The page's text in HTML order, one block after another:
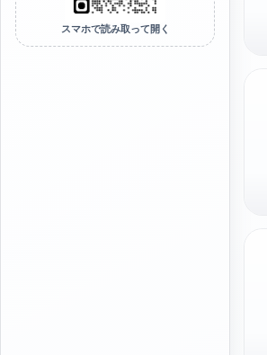
スマホで読み取って開く